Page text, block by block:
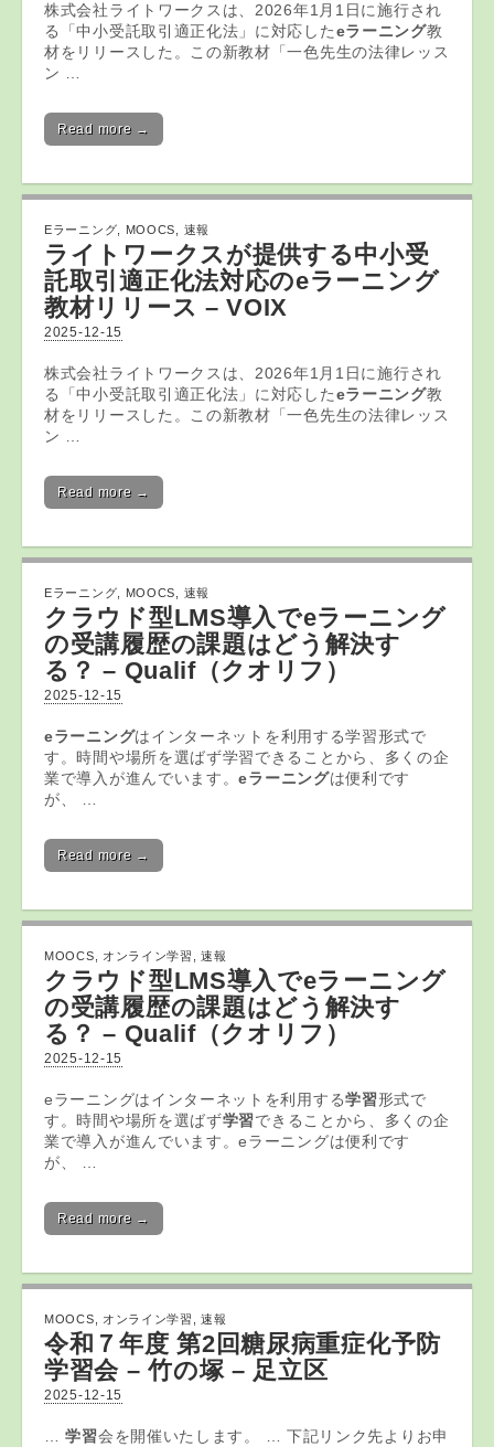
株式会社ライトワークスは、2026年1月1日に施行され
る「中小受託取引適正化法」に対応したeラーニング教
材をリリースした。この新教材「一色先生の法律レッス
ン …
Read more →
Eラーニング MOOCS 速報
ライトワークスが提供する中小受
託取引適正化法対応のeラーニング
教材リリース – VOIX
2025-12-15
株式会社ライトワークスは、2026年1月1日に施行され
る「中小受託取引適正化法」に対応したeラーニング教
材をリリースした。この新教材「一色先生の法律レッス
ン …
Read more →
Eラーニング MOOCS 速報
クラウド型LMS導入でeラーニング
の受講履歴の課題はどう解決す
る？ – Qualif（クオリフ）
2025-12-15
eラーニングはインターネットを利用する学習形式で
す。時間や場所を選ばず学習できることから、多くの企
業で導入が進んでいます。eラーニングは便利です
が、 …
Read more →
MOOCS オンライン学習 ,速報
クラウド型LMS導入でeラーニング
の受講履歴の課題はどう解決す
る？ – Qualif（クオリフ）
2025-12-15
eラーニングはインターネットを利用する学習形式で
す。時間や場所を選ばず学習できることから、多くの企
業で導入が進んでいます。eラーニングは便利です
が、 …
Read more →
MOOCS オンライン学習 ,速報
令和７年度 第2回糖尿病重症化予防
学習会 – 竹の塚 – 足立区
2025-12-15
…学習会を開催いたします。 … 下記リンク先よりお申